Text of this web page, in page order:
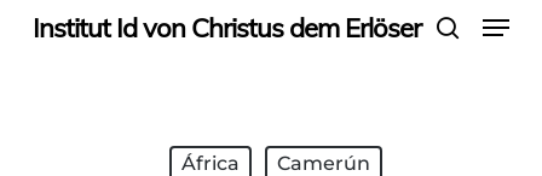
SkipInstitut Id von Christus dem Erlöser Menu
África Camerún